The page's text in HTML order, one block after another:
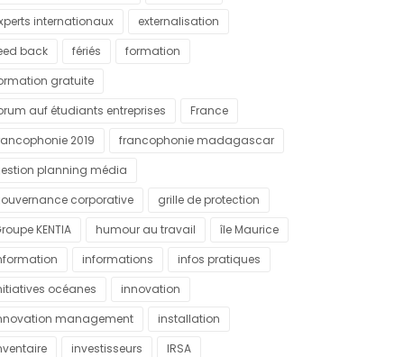
internationaux
externalisation
back
fériés
formation
gratuite
auf étudiants entreprises
France
2019
francophonie madagascar
planning média
corporative
grille de protection
KENTIA
humour au travail
île Maurice
informations
infos pratiques
océanes
innovation
management
installation
investisseurs
IRSA